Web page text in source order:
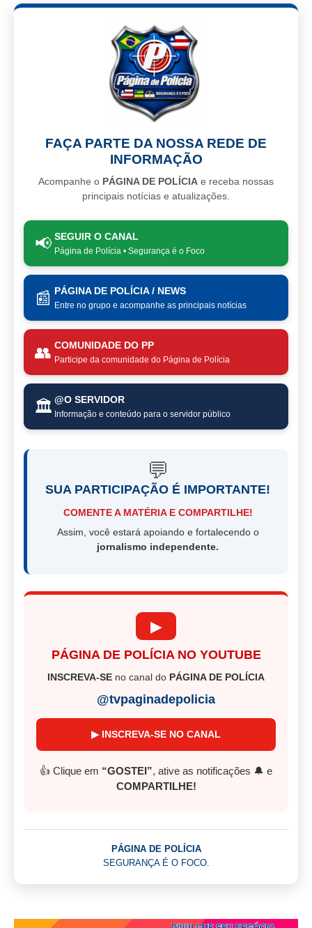
FAÇA PARTE DA NOSSA REDE DE
INFORMAÇÃO
Acompanhe o PÁGINA DE POLÍCIA e receba nossas
principais notícias e atualizações.
📢 SEGUIR O CANAL
Página de Polícia • Segurança é o Foco
📰 PÁGINA DE POLÍCIA / NEWS
Entre no grupo e acompanhe as principais notícias
👥 COMUNIDADE DO PP
Participe da comunidade do Página de Polícia
🏛️ @O SERVIDOR
Informação e conteúdo para o servidor público
💬
SUA PARTICIPAÇÃO É IMPORTANTE!
COMENTE A MATÉRIA E COMPARTILHE!
Assim, você estará apoiando e fortalecendo o
jornalismo independente.
▶
PÁGINA DE POLÍCIA NO YOUTUBE
INSCREVA-SE no canal do PÁGINA DE POLÍCIA
@tvpaginadepolicia
▶ INSCREVA-SE NO CANAL
👍 Clique em “GOSTEI”, ative as notificações 🔔 e
COMPARTILHE!
PÁGINA DE POLÍCIA
SEGURANÇA É O FOCO.